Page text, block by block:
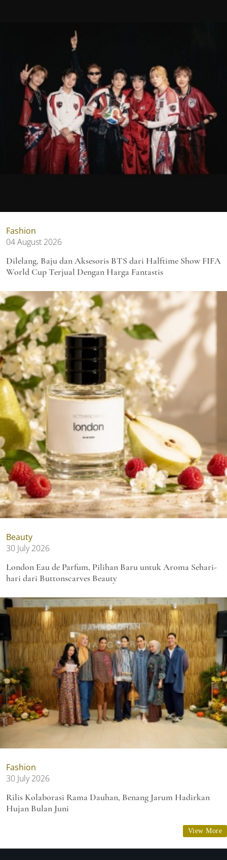
Fashion
04 August 2026
Dilelang, Baju dan Aksesoris BTS dari Halftime Show FIFA
World Cup Terjual Dengan Harga Fantastis
Beauty
30 July 2026
London Eau de Parfum, Pilihan Baru untuk Aroma Sehari-
hari dari Buttonscarves Beauty
Fashion
30 July 2026
Rilis Kolaborasi Rama Dauhan, Benang Jarum Hadirkan
Hujan Bulan Juni
View More